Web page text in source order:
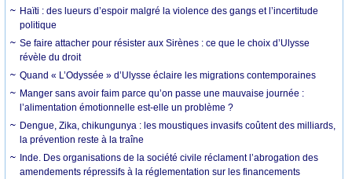
Haïti : des lueurs d’espoir malgré la violence des gangs et l’incertitude
politique
Se faire attacher pour résister aux Sirènes : ce que le choix d’Ulysse
révèle du droit
Quand « L’Odyssée » d’Ulysse éclaire les migrations contemporaines
Manger sans avoir faim parce qu’on passe une mauvaise journée :
l’alimentation émotionnelle est-elle un problème ?
Dengue, Zika, chikungunya : les moustiques invasifs coûtent des milliards,
la prévention reste à la traîne
Inde. Des organisations de la société civile réclament l’abrogation des
amendements répressifs à la réglementation sur les financements